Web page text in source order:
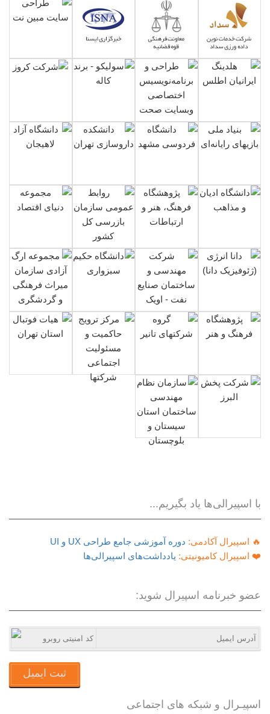
با اسپیرالی‌ها یاد بگیریم...
🔥 اسپیرال آکادمی: دوره آموزشی جامع طراحی UX و UI
❤️ اسپیرال کامیونیتی: یادداشت‌های اسپیرالی‌ها
عضو خبرنامه اسپیرال شوید:
ثبت ایمیل
اسپیـرال و شبکه های اجتماعی